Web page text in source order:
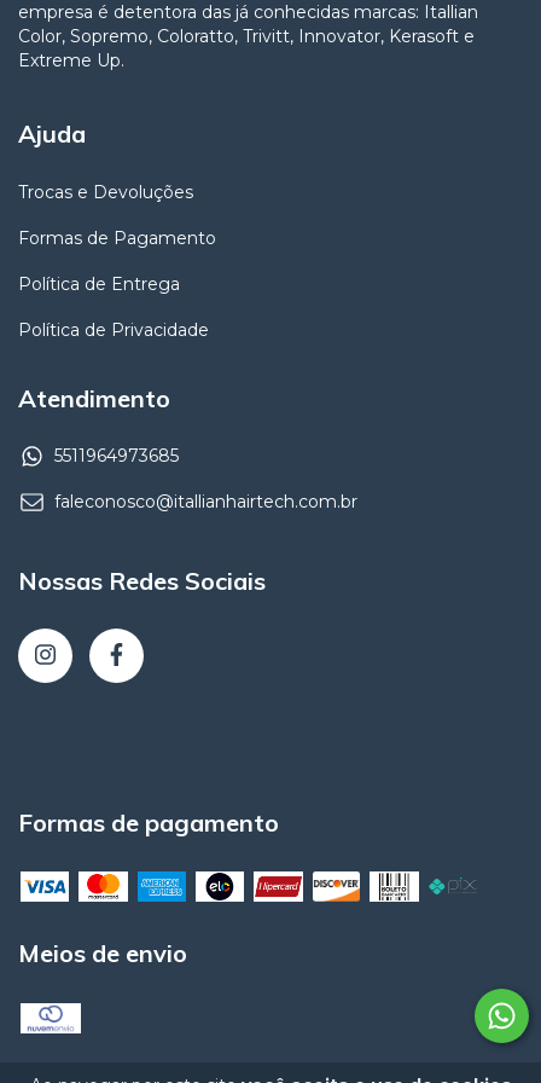
empresa é detentora das já conhecidas marcas: Itallian
Color, Sopremo, Coloratto, Trivitt, Innovator, Kerasoft e
Extreme Up.
Ajuda
Trocas e Devoluções
Formas de Pagamento
Política de Entrega
Política de Privacidade
Atendimento
5511964973685
faleconosco@itallianhairtech.com.br
Nossas Redes Sociais
Formas de pagamento
Meios de envio